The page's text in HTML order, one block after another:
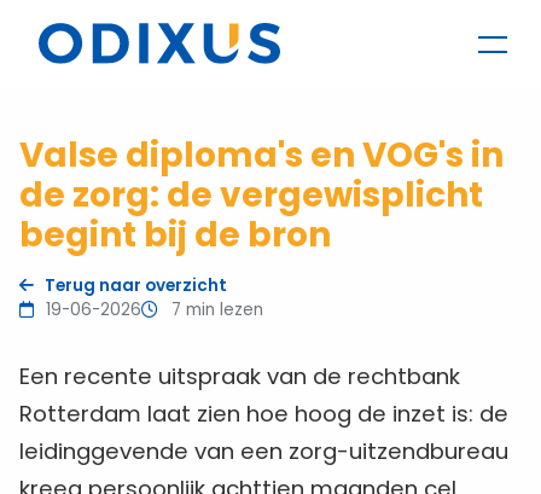
Valse diploma's en VOG's in
de zorg: de vergewisplicht
begint bij de bron
Terug naar overzicht
19-06-2026
7 min lezen
Een recente uitspraak van de rechtbank
Rotterdam laat zien hoe hoog de inzet is: de
leidinggevende van een zorg-uitzendbureau